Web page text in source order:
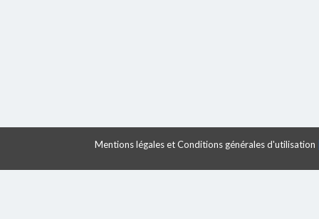
Mentions légales et Conditions générales d'utilisation